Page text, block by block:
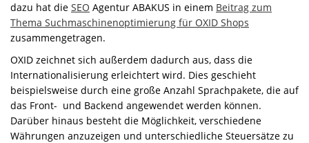
dazu hat die SEO Agentur ABAKUS in einem Beitrag zum
Thema Suchmaschinenoptimierung für OXID Shops
zusammengetragen.
OXID zeichnet sich außerdem dadurch aus, dass die
Internationalisierung erleichtert wird. Dies geschieht
beispielsweise durch eine große Anzahl Sprachpakete, die auf
das Front- und Backend angewendet werden können.
Darüber hinaus besteht die Möglichkeit, verschiedene
Währungen anzuzeigen und unterschiedliche Steuersätze zu